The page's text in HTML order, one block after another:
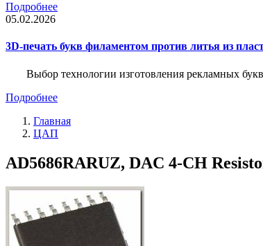
Подробнее
05.02.2026
3D-печать букв филаментом против литья из
Выбор технологии изготовления рекламных
Подробнее
Главная
ЦАП
AD5686RARUZ, DAC 4-CH